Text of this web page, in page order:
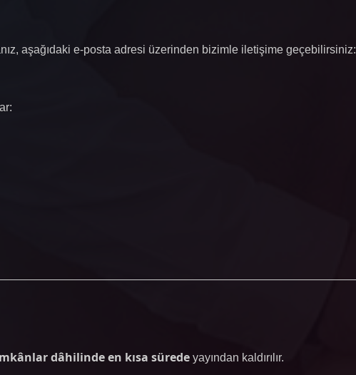
aşağıdaki e-posta adresi üzerinden bizimle iletişime geçebilirsiniz:
dâhilinde en kısa sürede yayından kaldırılır.